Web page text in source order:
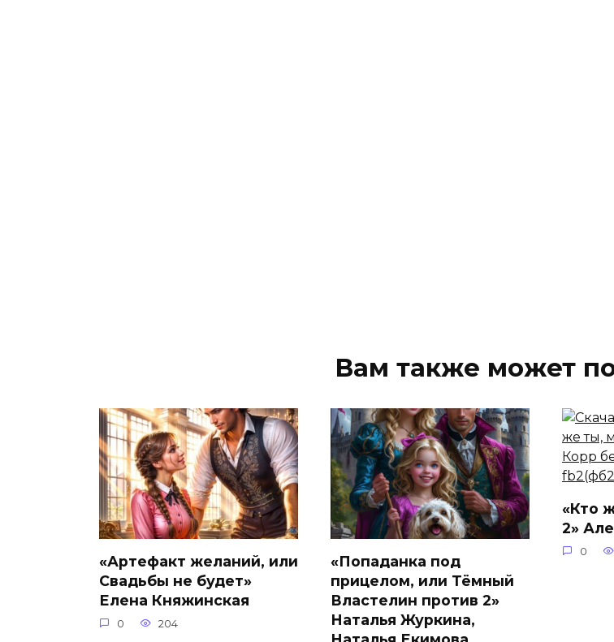
Вам также может
«Артефакт желаний, или
Свадьбы не будет»
Елена Княжинская
0 204
«Попаданка под
прицелом, или Тёмный
Властелин против 2»
Наталья Журкина,
«Кто
2»
0